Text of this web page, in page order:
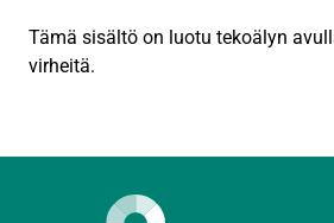
Tämä sisältö on luotu tekoälyn
virheitä.